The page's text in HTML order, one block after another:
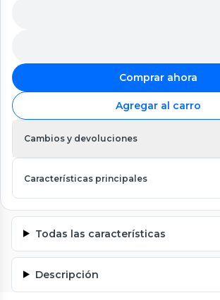
Comprar ahora
Agregar al carro
Cambios y devoluciones
Características principales
Todas las características
Descripción